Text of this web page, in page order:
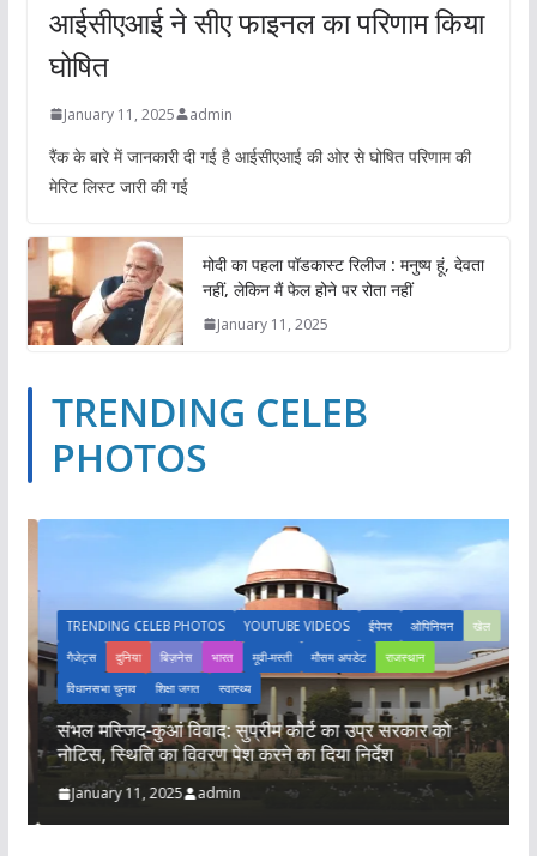
आईसीएआई ने सीए फाइनल का परिणाम किया
घोषित
January 11, 2025 admin
रैंक के बारे में जानकारी दी गई है आईसीएआई की ओर से घोषित परिणाम की
मेरिट लिस्ट जारी की गई
मोदी का पहला पॉडकास्ट रिलीज : मनुष्य हूं, देवता
नहीं, लेकिन मैं फेल होने पर रोता नहीं
January 11, 2025
TRENDING CELEB
PHOTOS
TRENDING CELEB PHOTOS YOUTUBE VIDEOS ईपेपर ओपिनियन
खेल
गैजेट्स
दुनिया बिज़नेस भारत मूवी-मस्ती मौसम अपडेट
राजस्थान
विधानसभा चुनाव
शिक्षा जगत स्वास्थ्य
संभल मस्जिद-कुआं विवाद: सुप्रीम कोर्ट का उप्र सरकार को
नोटिस, स्थिति का विवरण पेश करने का दिया निर्देश
January 11, 2025 admin